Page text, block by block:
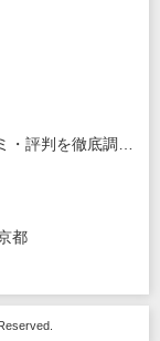
DISC J.J. 梅田新館のレコード 買取の口コミ・評判を徹底調査【2020年最新】
都